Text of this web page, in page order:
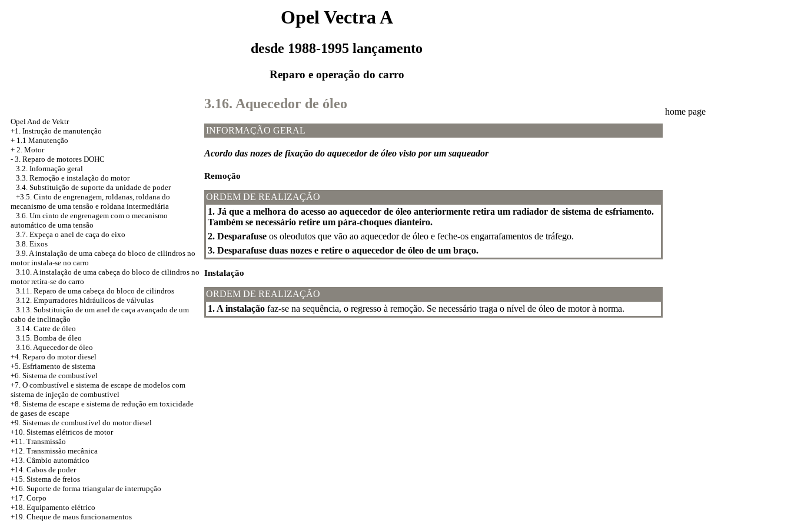
Opel Vectra A
desde 1988-1995 lançamento
Reparo e operação do carro
Opel And de Vektr
+1. Instrução de manutenção
+ 1.1 Manutenção
+ 2. Motor
- 3. Reparo de motores DOHC
3.2. Informação geral
3.3. Remoção e instalação do motor
3.4. Substituição de suporte da unidade de poder
+3.5. Cinto de engrenagem, roldanas, roldana do
mecanismo de uma tensão e roldana intermediária
3.6. Um cinto de engrenagem com o mecanismo
automático de uma tensão
3.7. Expeça o anel de caça do eixo
3.8. Eixos
3.9. A instalação de uma cabeça do bloco de cilindros no
motor instala-se no carro
3.10. A instalação de uma cabeça do bloco de cilindros no
motor retira-se do carro
3.11. Reparo de uma cabeça do bloco de cilindros
3.12. Empurradores hidráulicos de válvulas
3.13. Substituição de um anel de caça avançado de um
cabo de inclinação
3.14. Catre de óleo
3.15. Bomba de óleo
3.16. Aquecedor de óleo
+4. Reparo do motor diesel
+5. Esfriamento de sistema
+6. Sistema de combustível
+7. O combustível e sistema de escape de modelos com
sistema de injeção de combustível
+8. Sistema de escape e sistema de redução em toxicidade
de gases de escape
+9. Sistemas de combustível do motor diesel
+10. Sistemas elétricos de motor
+11. Transmissão
+12. Transmissão mecânica
+13. Câmbio automático
+14. Cabos de poder
+15. Sistema de freios
+16. Suporte de forma triangular de interrupção
+17. Corpo
+18. Equipamento elétrico
+19. Cheque de maus funcionamentos
3.16. Aquecedor de óleo
INFORMAÇÃO GERAL
Acordo das nozes de fixação do aquecedor de óleo visto por um saqueador
Remoção
ORDEM DE REALIZAÇÃO
1. Já que a melhora do acesso ao aquecedor de óleo anteriormente retira um radiador de sistema de esfriamento.
Também se necessário retire um pára-choques dianteiro.
2. Desparafuse os oleodutos que vão ao aquecedor de óleo e feche-os engarrafamentos de tráfego.
3. Desparafuse duas nozes e retire o aquecedor de óleo de um braço.
Instalação
ORDEM DE REALIZAÇÃO
1. A instalação faz-se na sequência, o regresso à remoção. Se necessário traga o nível de óleo de motor à norma.
home page